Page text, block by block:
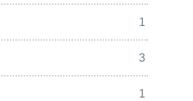
1
3
1